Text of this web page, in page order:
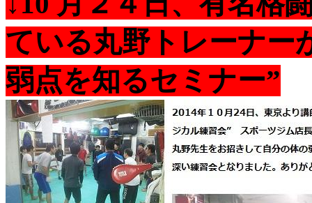
ている丸野トレーナー
弱点を知るセミナー”